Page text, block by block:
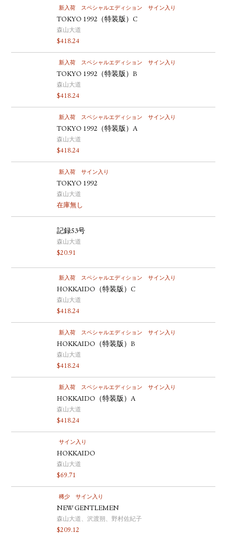
新入荷 スペシャルエディション サイン入り
TOKYO 1992（特装版）C
森山大道
$418.24
新入荷 スペシャルエディション サイン入り
TOKYO 1992（特装版）B
森山大道
$418.24
新入荷 スペシャルエディション サイン入り
TOKYO 1992（特装版）A
森山大道
$418.24
新入荷 サイン入り
TOKYO 1992
森山大道
在庫無し
記録53号
森山大道
$20.91
新入荷 スペシャルエディション サイン入り
HOKKAIDO（特装版）C
森山大道
$418.24
新入荷 スペシャルエディション サイン入り
HOKKAIDO（特装版）B
森山大道
$418.24
新入荷 スペシャルエディション サイン入り
HOKKAIDO（特装版）A
森山大道
$418.24
サイン入り
HOKKAIDO
森山大道
$69.71
稀少 サイン入り
NEW GENTLEMEN
森山大道、沢渡朔、野村佐紀子
$209.12